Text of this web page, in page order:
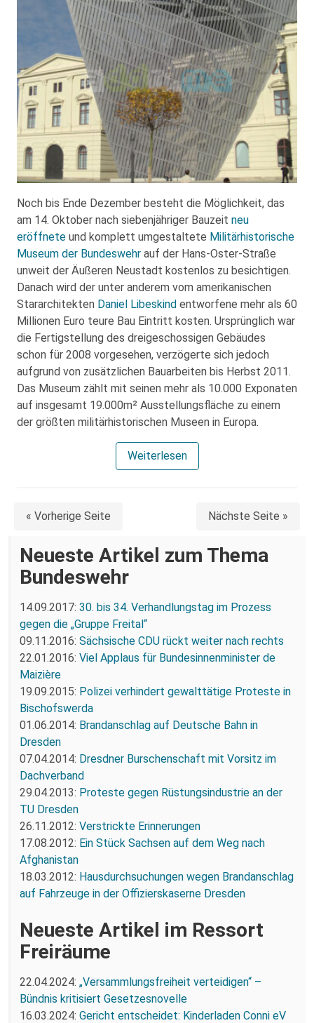
Noch bis Ende Dezember besteht die Möglichkeit, das
am 14. Oktober nach siebenjähriger Bauzeit neu
eröffnete und komplett umgestaltete Militärhistorische
Museum der Bundeswehr auf der Hans-Oster-Straße
unweit der Äußeren Neustadt kostenlos zu besichtigen.
Danach wird der unter anderem vom amerikanischen
Stararchitekten Daniel Libeskind entworfene mehr als 60
Millionen Euro teure Bau Eintritt kosten. Ursprünglich war
die Fertigstellung des dreigeschossigen Gebäudes
schon für 2008 vorgesehen, verzögerte sich jedoch
aufgrund von zusätzlichen Bauarbeiten bis Herbst 2011.
Das Museum zählt mit seinen mehr als 10.000 Exponaten
auf insgesamt 19.000m² Ausstellungsfläche zu einem
der größten militärhistorischen Museen in Europa.
Weiterlesen
« Vorherige Seite Nächste Seite »
Neueste Artikel zum Thema
Bundeswehr
14.09.2017: 30. bis 34. Verhandlungstag im Prozess
gegen die „Gruppe Freital“
09.11.2016: Sächsische CDU rückt weiter nach rechts
22.01.2016: Viel Applaus für Bundesinnenminister de
Maizière
19.09.2015: Polizei verhindert gewalttätige Proteste in
Bischofswerda
01.06.2014: Brandanschlag auf Deutsche Bahn in
Dresden
07.04.2014: Dresdner Burschenschaft mit Vorsitz im
Dachverband
29.04.2013: Proteste gegen Rüstungsindustrie an der
TU Dresden
26.11.2012: Verstrickte Erinnerungen
17.08.2012: Ein Stück Sachsen auf dem Weg nach
Afghanistan
18.03.2012: Hausdurchsuchungen wegen Brandanschlag
auf Fahrzeuge in der Offizierskaserne Dresden
Neueste Artikel im Ressort
Freiräume
22.04.2024: „Versammlungsfreiheit verteidigen“ –
Bündnis kritisiert Gesetzesnovelle
16.03.2024: Gericht entscheidet: Kinderladen Conni eV